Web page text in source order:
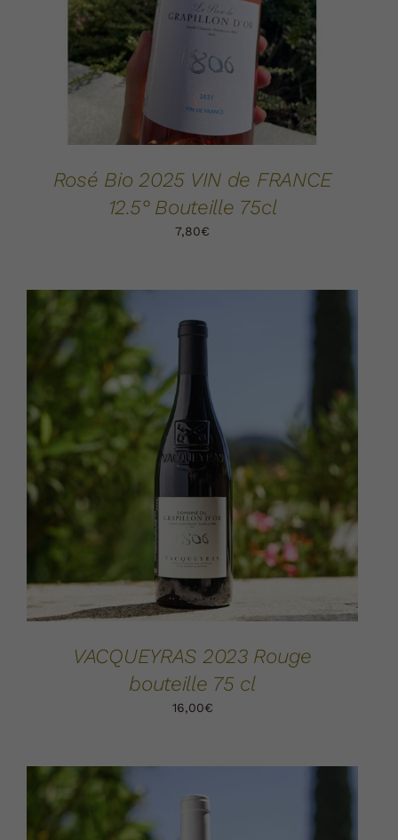
Rosé Bio 2025 VIN de FRANCE
12.5° Bouteille 75cl
7,80€
AJOUTER AU PANIER
VACQUEYRAS 2023 Rouge
bouteille 75 cl
16,00€